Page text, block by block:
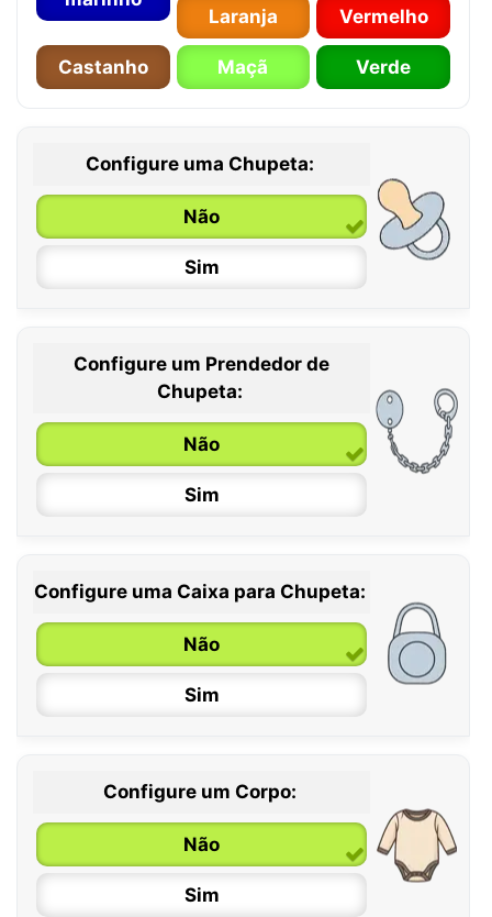
Laranja Vermelho
Castanho Maçã Verde
Configure uma Chupeta:
Não
Sim
0 / 6 meses
6 / 36 meses
Configure um Prendedor de
Chupeta:
Não
Sim
Configure uma Caixa para Chupeta:
Não
Sim
Configure um Corpo:
Não
Sim